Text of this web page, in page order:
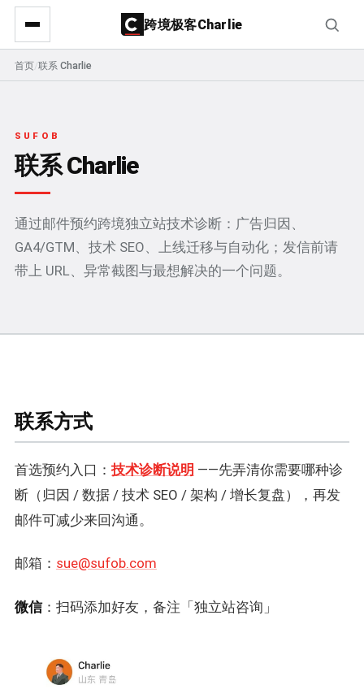
跨境极客Charlie
首页/联系 Charlie
SUFOB
联系 Charlie
通过邮件预约跨境独立站技术诊断：广告归因、
GA4/GTM、技术 SEO、上线迁移与自动化；发信前请
带上 URL、异常截图与最想解决的一个问题。
联系方式
首选预约入口： 技术诊断说明 ——先弄清你需要哪种诊
断（归因 / 数据 / 技术 SEO / 架构 / 增长复盘），再发
邮件可减少来回沟通。
邮箱： sue@sufob.com
微信：扫码添加好友，备注「独立站咨询」